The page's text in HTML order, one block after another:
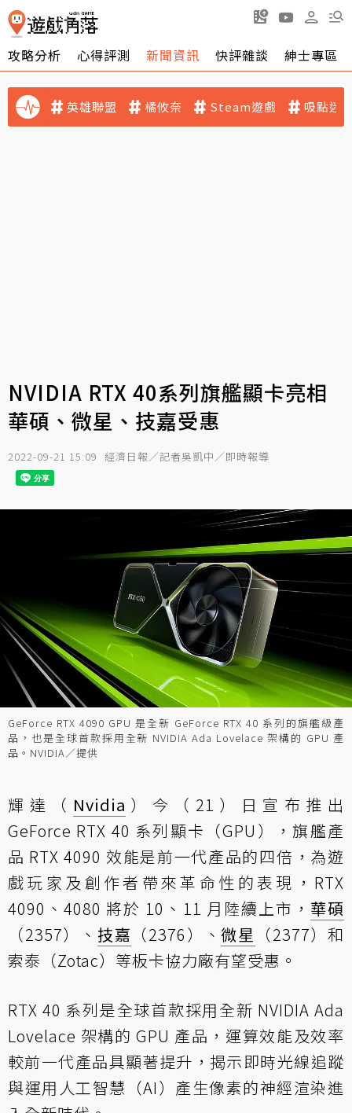
攻略分析 心得評測 新聞資訊 快評雜談 紳士專區
英雄聯盟 橘攸奈 Steam遊戲 吸點迷
NVIDIA RTX 40系列旗艦顯卡亮相
華碩、微星、技嘉受惠
2022-09-21 15:09 經濟日報／記者吳凱中／即時報導
GeForce RTX 4090 GPU 是全新 GeForce RTX 40 系列的旗艦級產
品，也是全球首款採用全新 NVIDIA Ada Lovelace 架構的 GPU 產
品。NVIDIA／提供
輝達（ Nvidia ）今（21）日宣布推出
GeForce RTX 40 系列顯卡（GPU），旗艦產
品 RTX 4090 效能是前一代產品的四倍，為遊
戲玩家及創作者帶來革命性的表現，RTX
4090、4080 將於 10、11 月陸續上市， 華碩
（2357）、 技嘉 （2376）、微星
（2377）和
索泰（Zotac）等板卡協力廠有望受惠。
RTX 40 系列是全球首款採用全新 NVIDIA Ada
Lovelace 架構的 GPU 產品，運算效能及效率
較前一代產品具顯著提升，揭示即時光線追蹤
與運用人工智慧（AI）產生像素的神經渲染進